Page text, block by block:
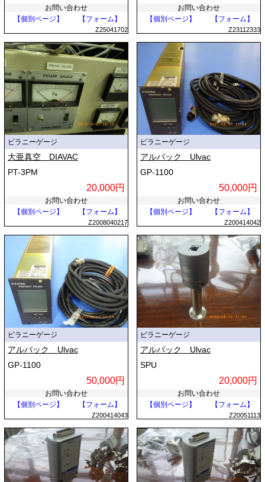
お問い合わせ
【個別ページ】
【フォーム】
Z25041702
お問い合わせ
【個別ページ】
【フォーム】
Z23112333
ピラニーゲージ
大亜真空 DIAVAC
PT-3PM
20,000円
お問い合わせ
【個別ページ】
【フォーム】
Z2008040217
ピラニーゲージ
アルバック Ulvac
GP-1100
50,000円
お問い合わせ
【個別ページ】
【フォーム】
Z200414042
ピラニーゲージ
アルバック Ulvac
GP-1100
50,000円
お問い合わせ
【個別ページ】
【フォーム】
Z200414043
ピラニーゲージ
アルバック Ulvac
SPU
20,000円
お問い合わせ
【個別ページ】
【フォーム】
Z20051113